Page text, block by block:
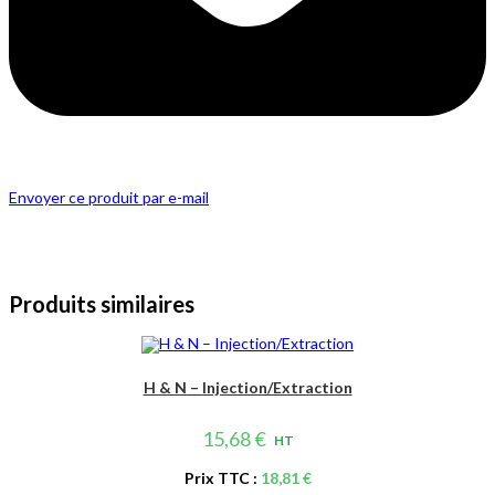
Envoyer ce produit par e-mail
Produits similaires
H & N – Injection/Extraction
15,68€ HT
Prix TTC : 18,81€